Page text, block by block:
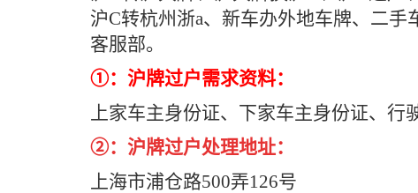
沪C转杭州浙a、新车办外地车牌、二
客服部。
①：沪牌过户需求资料：
上家车主身份证、下家车主身份证、
②：沪牌过户处理地址：
上海市浦仓路500弄126号